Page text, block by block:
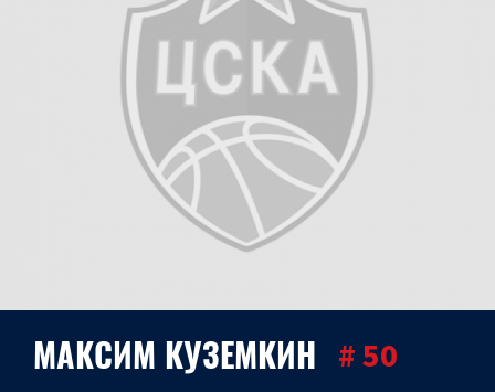
МАКСИМ КУЗЕМКИН # 50